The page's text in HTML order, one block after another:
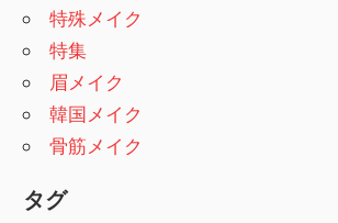
特殊メイク
特集
眉メイク
韓国メイク
骨筋メイク
タグ